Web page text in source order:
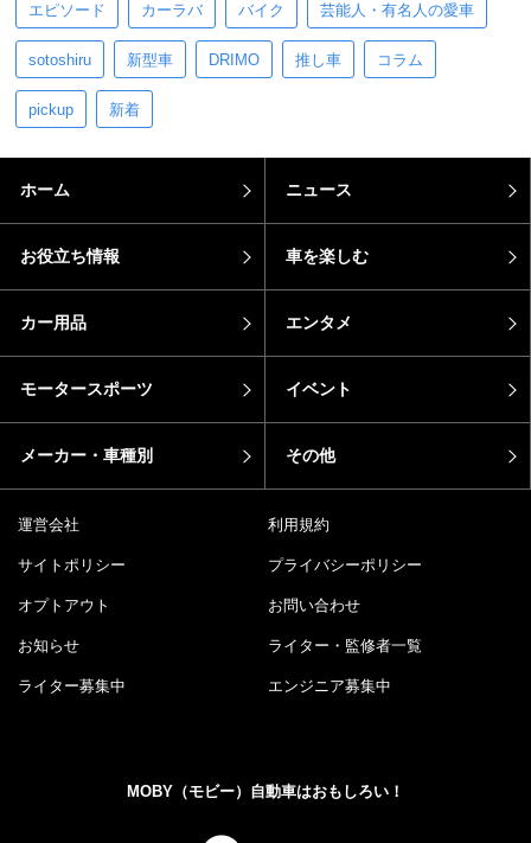
エピソード カーラバ バイク 芸能人・有名人の愛車
sotoshiru 新型車 DRIMO 推し車 コラム
pickup 新着
ホーム ニュース
お役立ち情報 車を楽しむ
カー用品 エンタメ
モータースポーツ イベント
メーカー・車種別 その他
運営会社 利用規約
サイトポリシー プライバシーポリシー
オプトアウト お問い合わせ
お知らせ ライター・監修者一覧
ライター募集中 エンジニア募集中
MOBY（モビー）自動車はおもしろい！